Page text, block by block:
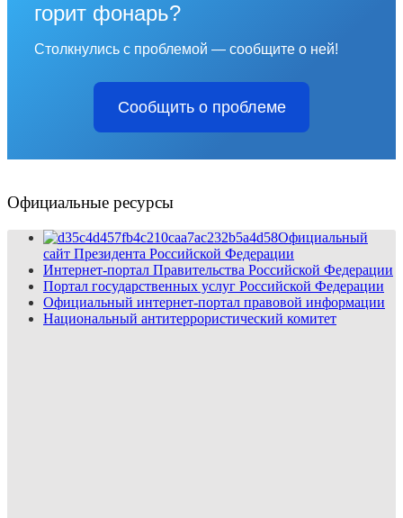
горит фонарь?
Столкнулись с проблемой — сообщите о ней!
Сообщить о проблеме
Официальные ресурсы
Официальный
сайт Президента Российской Федерации
Интернет-портал Правительства Российской Федерации
Портал государственных услуг Российской Федерации
Официальный интернет-портал правовой информации
Национальный антитеррористический комитет